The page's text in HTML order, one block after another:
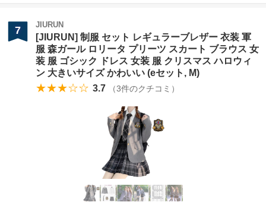
7 JIURUN
[JIURUN] 制服 セット レギュラーブレザー 衣装 軍
服 森ガール ロリータ プリーツ スカート ブラウス 女
装 服 ゴシック ドレス 女装 服 クリスマス ハロウィ
ン 大きいサイズ かわいい (eセット, M)
★★★☆☆ 3.7 （3件のクチコミ）